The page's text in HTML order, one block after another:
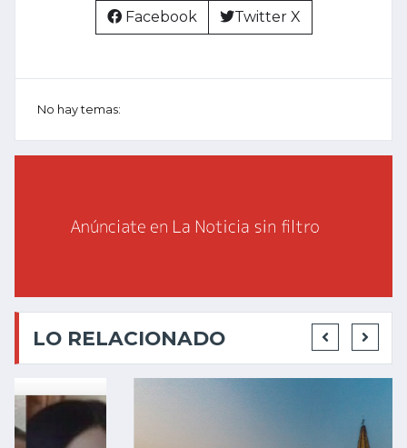
Facebook Twitter X
No hay temas:
LO RELACIONADO